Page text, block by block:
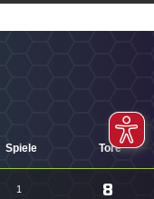
Spiele Tore
1 8